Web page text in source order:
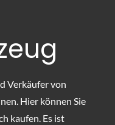
Verkäufer von
Hier können Sie
kaufen. Es ist